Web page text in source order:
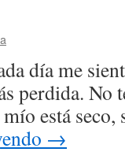
día me
perdida. No
está
→